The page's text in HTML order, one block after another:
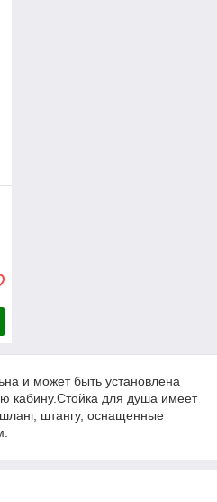
и может быть установлена
кабину.Стойка для душа имеет
штангу, оснащенные